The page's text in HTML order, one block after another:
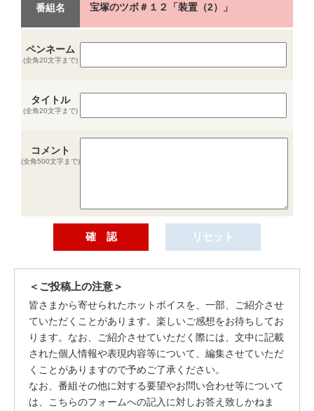
番組名 宝塚のツボ＃１２「装置（2）」
ペンネーム
(全角20文字まで)
タイトル
(全角20文字まで)
コメント
(全角500文字まで)
＜ご投稿上の注意＞
皆さまから寄せられたホットボイスを、一部、ご紹介させ
ていただくことがあります。楽しいご感想をお待ちしてお
ります。なお、ご紹介させていただく際には、文中に記載
された個人情報や表現内容等について、編集させていただ
くことがありますので予めご了承ください。
なお、番組その他に対する要望やお問い合わせ等について
は、こちらのフォームへの記入に対しお答え致しかねま